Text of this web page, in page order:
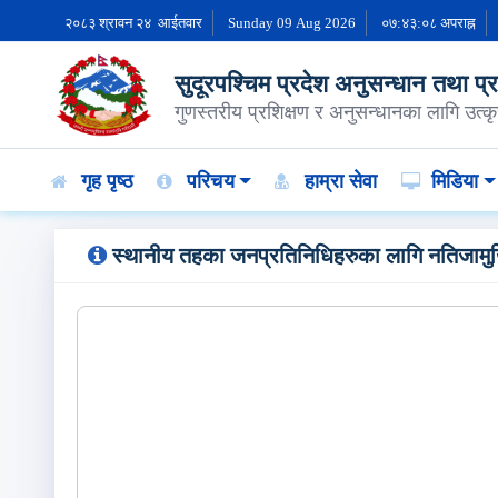
२०८३ श्रावन २४ आईतवार Sunday 09 Aug 2026 ०७:४३:०९ अपराह्न
सुदूरपश्चिम प्रदेश अनुसन्धान तथा
गुणस्तरीय प्रशिक्षण र अनुसन्धानका लागि
गृह पृष्ठ परिचय हाम्रा सेवा मिडिया
स्‍थानीय तहका जनप्रतिनिधिहरुका लागि